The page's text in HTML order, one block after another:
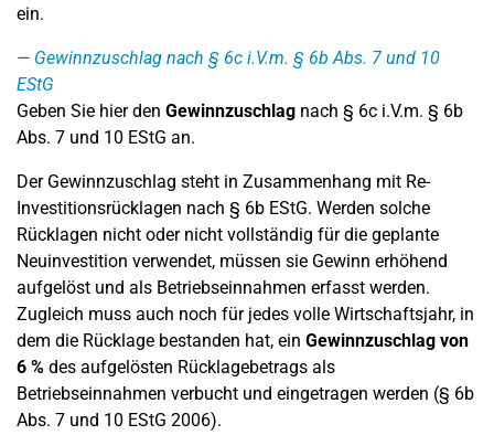
ein.
Gewinnzuschlag nach § 6c i.V.m. § 6b Abs. 7 und 10
EStG
Geben Sie hier den Gewinnzuschlag nach § 6c i.V.m. § 6b
Abs. 7 und 10 EStG an.
Der Gewinnzuschlag steht in Zusammenhang mit Re-
Investitionsrücklagen nach § 6b EStG. Werden solche
Rücklagen nicht oder nicht vollständig für die geplante
Neuinvestition verwendet, müssen sie Gewinn erhöhend
aufgelöst und als Betriebseinnahmen erfasst werden.
Zugleich muss auch noch für jedes volle Wirtschaftsjahr, in
dem die Rücklage bestanden hat, ein Gewinnzuschlag von
6 % des aufgelösten Rücklagebetrags als
Betriebseinnahmen verbucht und eingetragen werden (§ 6b
Abs. 7 und 10 EStG 2006).